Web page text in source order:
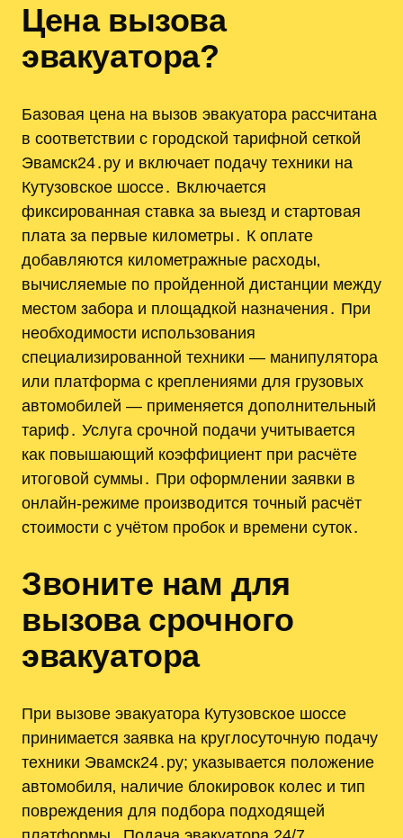
Цена вызова
эвакуатора?
Базовая цена на вызов эвакуатора рассчитана
в соответствии с городской тарифной сеткой
Эвамск24․ру и включает подачу техники на
Кутузовское шоссе․ Включается
фиксированная ставка за выезд и стартовая
плата за первые километры․ К оплате
добавляются километражные расходы‚
вычисляемые по пройденной дистанции между
местом забора и площадкой назначения․ При
необходимости использования
специализированной техники — манипулятора
или платформа с креплениями для грузовых
автомобилей — применяется дополнительный
тариф․ Услуга срочной подачи учитывается
как повышающий коэффициент при расчёте
итоговой суммы․ При оформлении заявки в
онлайн‑режиме производится точный расчёт
стоимости с учётом пробок и времени суток․
Звоните нам для
вызова срочного
эвакуатора
При вызове эвакуатора Кутузовское шоссе
принимается заявка на круглосуточную подачу
техники Эвамск24․ру; указывается положение
автомобиля‚ наличие блокировок колес и тип
повреждения для подбора подходящей